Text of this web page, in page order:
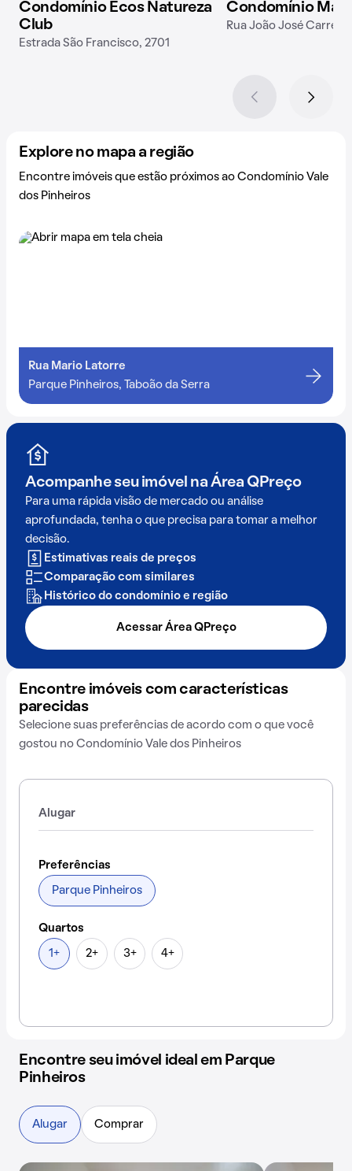
Condomínio Ecos Natureza
Club
Estrada São Francisco, 2701
Condomínio Max
Rua João José
Explore no mapa a região
Encontre imóveis que estão próximos ao Condomínio Vale
dos Pinheiros
Rua Mario Latorre
Parque Pinheiros, Taboão da Serra
Acompanhe seu imóvel na Área QPreço
Para uma rápida visão de mercado ou análise
aprofundada, tenha o que precisa para tomar a melhor
decisão.
Estimativas reais de preços
Comparação com similares
Histórico do condomínio e região
Acessar Área QPreço
Encontre imóveis com características
parecidas
Selecione suas preferências de acordo com o que você
gostou no Condomínio Vale dos Pinheiros
Alugar
Preferências
Parque Pinheiros
Quartos
1+ 2+ 3+ 4+
Encontre seu imóvel ideal em Parque
Pinheiros
Alugar Comprar